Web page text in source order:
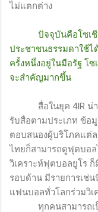
ไม่แตกต่าง
ปัจจุบันคือโซเ
ประชาชนธรรมดาใช้ไ
ครั้งหนึ่งอยู่ในมือรัฐ โ
จะสำคัญมากขึ้น
สื่อในยุค 4IR น่
รับสื่อตามประเภท ข้อ
ตอบสนองผู้บริโภคแต่
ไทยก็สามารถดูฟุตบอ
วิเคราะห์ฟุตบอลยูโร ก็
รอบด้าน มีรายการเช่
แฟนบอลทั่วโลกร่วมวิ
ทุกคนสามารถเป็น